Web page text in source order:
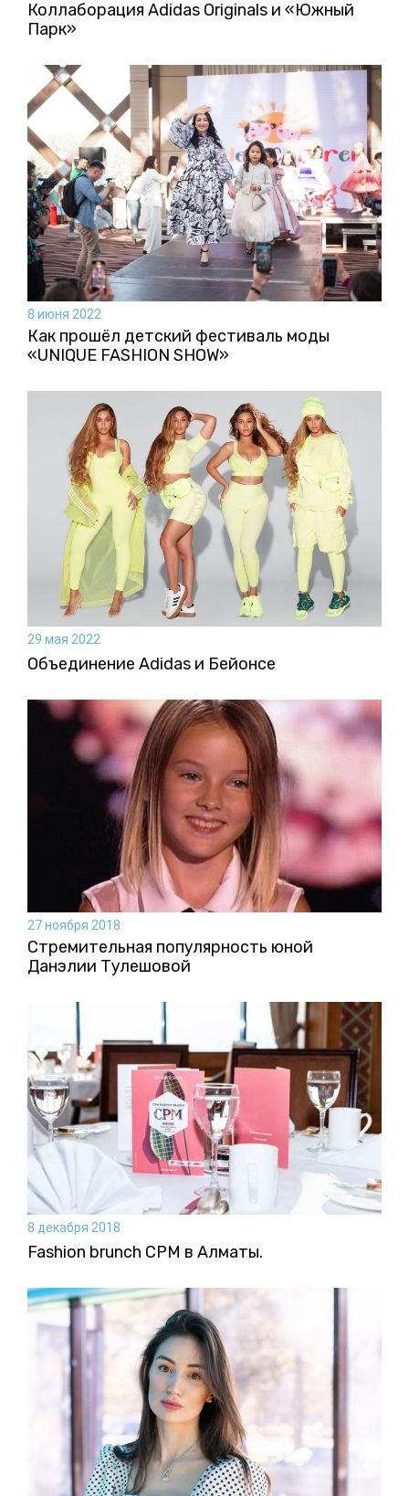
Коллаборация Аdidas Originals и «Южный
Парк»
8 июня 2022
Как прошёл детский фестиваль моды
«UNIQUE FASHION SHOW»
29 мая 2022
Объединение Adidas и Бейонсе
27 ноября 2018
Стремительная популярность юной
Данэлии Тулешовой
8 декабря 2018
Fashion brunch CPM в Алматы.